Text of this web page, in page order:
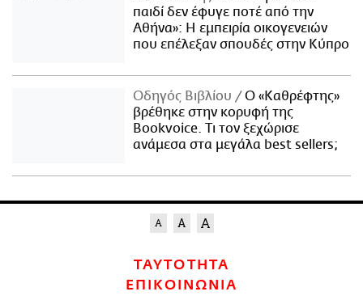
παιδί δεν έφυγε ποτέ από την
Αθήνα»: Η εμπειρία οικογενειών
που επέλεξαν σπουδές στην Κύπρο
Οδηγός Βιβλίου
Ο «Καθρέφτης»
βρέθηκε στην κορυφή της
Bookvoice. Τι τον ξεχώρισε
ανάμεσα στα μεγάλα best sellers;
ΤΑΥΤΟΤΗΤΑ
ΕΠΙΚΟΙΝΩΝΙΑ